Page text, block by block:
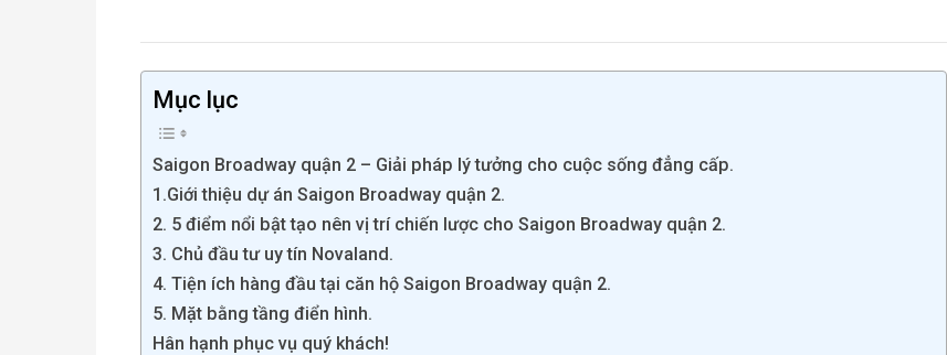
Mục lục
Saigon Broadway quận 2 – Giải pháp lý tưởng cho cuộc sống đẳng cấp.
1.Giới thiệu dự án Saigon Broadway quận 2.
2. 5 điểm nổi bật tạo nên vị trí chiến lược cho Saigon Broadway quận 2.
3. Chủ đầu tư uy tín Novaland.
4. Tiện ích hàng đầu tại căn hộ Saigon Broadway quận 2.
5. Mặt bằng tầng điển hình.
Hân hạnh phục vụ quý khách!